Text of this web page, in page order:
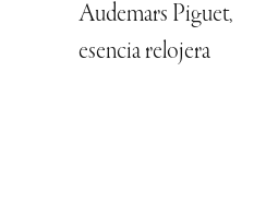
Audemars Piguet,
esencia relojera